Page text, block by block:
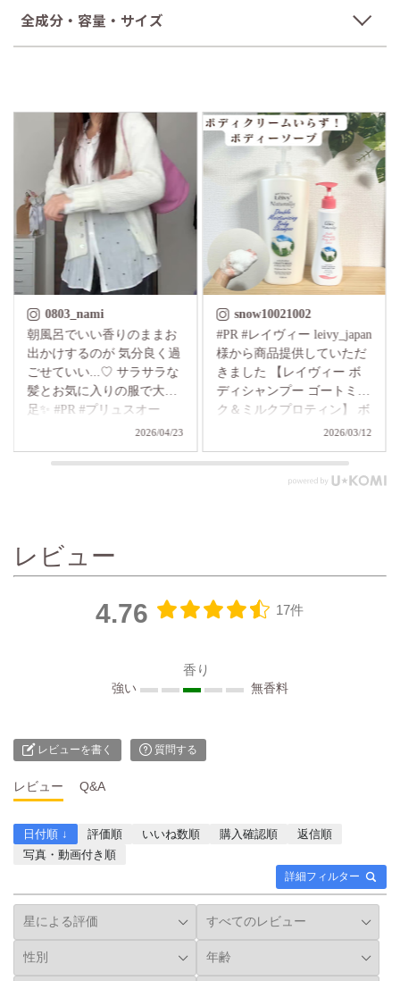
全成分・容量・サイズ
0803_nami
朝風呂でいい香りのままお
出かけするのが 気分良く過
ごせていい...♡ サラサラな
髪とお気に入りの服で大満
足✨ #PR #プリュスオー
2026/04/23
snow10021002
#PR #レイヴィー leivy_japan
様から商品提供していただ
きました 【レイヴィー ボ
ディシャンプー ゴートミル
ク＆ミルクプロティン】 ボ
ディクリームいらず！ レイ
リーズで一番人気、ヤギ乳
配合弱酸性ボディソープ！
まで浸透するので、お肌の
潤いを長時間保ちます。 し
っとり弱酸性で、お肌のザ
つるつるにします。 ミルク
プロテイン配合。ミルクプ
立てるとモコモコのやさし
良い香りがお風呂場に広が
パも良くて嬉しいですね。
これから乾燥する季節なの
で、セットでボディミルキ
ーローションGMも塗った
ら乾燥も怖くないですね！
気になった方は詳しくは公
2026/03/12
い香
ト
レビュー
4.76 17件
香り
強い 無香料
レビューを書く 質問する
レビュー Q&A
詳細フィルター
日付順 ↓ 評価順 いいね数順 購入確認順
返信順
写真・動画付き順